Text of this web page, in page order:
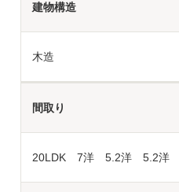
建物構造
木造
間取り
20LDK 7洋 5.2洋 5.2洋